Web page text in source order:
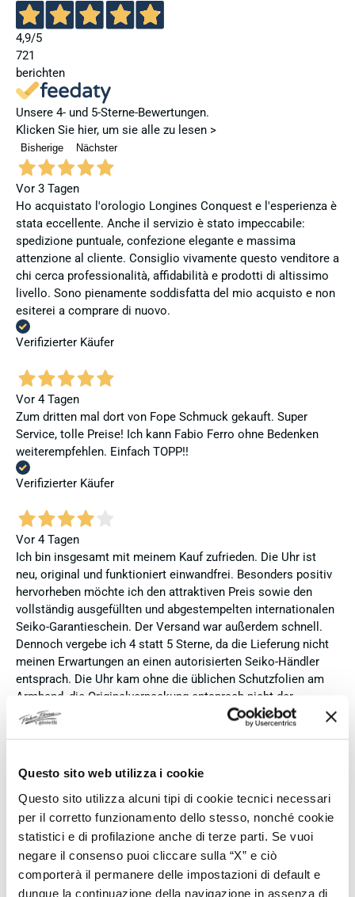
Questo sito web utilizza i cookie
Questo sito utilizza alcuni tipi di cookie tecnici necessari
per il corretto funzionamento dello stesso, nonché cookie
statistici e di profilazione anche di terze parti. Se vuoi
negare il consenso puoi cliccare sulla “X” e ciò
comporterà il permanere delle impostazioni di default e
dunque la continuazione della navigazione in assenza di
4,9/5
721
berichten
Unsere 4- und 5-Sterne-Bewertungen.
Klicken Sie hier, um sie alle zu lesen >
Bisherige Nächster
Vor 3 Tagen
Ho acquistato l'orologio Longines Conquest e l'esperienza è
stata eccellente. Anche il servizio è stato impeccabile:
spedizione puntuale, confezione elegante e massima
attenzione al cliente. Consiglio vivamente questo venditore a
chi cerca professionalità, affidabilità e prodotti di altissimo
livello. Sono pienamente soddisfatta del mio acquisto e non
esiterei a comprare di nuovo.
Verifizierter Käufer
Vor 4 Tagen
Zum dritten mal dort von Fope Schmuck gekauft. Super
Service, tolle Preise! Ich kann Fabio Ferro ohne Bedenken
weiterempfehlen. Einfach TOPP!!
Verifizierter Käufer
Vor 4 Tagen
Ich bin insgesamt mit meinem Kauf zufrieden. Die Uhr ist
neu, original und funktioniert einwandfrei. Besonders positiv
hervorheben möchte ich den attraktiven Preis sowie den
vollständig ausgefüllten und abgestempelten internationalen
Seiko-Garantieschein. Der Versand war außerdem schnell.
Dennoch vergebe ich 4 statt 5 Sterne, da die Lieferung nicht
meinen Erwartungen an einen autorisierten Seiko-Händler
entsprach. Die Uhr kam ohne die üblichen Schutzfolien am
Armband, die Originalverpackung entsprach nicht der
Verpackung, die ich von diesem Modell aus offiziellen
Präsentationen und Videos kenne (andere Box und anderes
Modellinformationen fehlten. Die Uhr selbst ist in neuem
Zustand und weist keine Gebrauchsspuren auf. Dennoch
hätte ich bei einer hochwertigen Uhr dieser Preisklasse
erwartet, dass sie mit der vollständigen Originalpräsentation
geliefert wird. Insgesamt empfehle ich den Händler aufgrund
des guten Preises und der seriösen Abwicklung, hoffe
jedoch, dass bei zukünftigen Bestellungen mehr Wert auf
eine vollständige und originale Präsentation gelegt wird.